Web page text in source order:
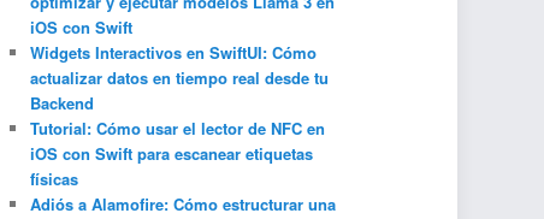
iOS con Swift
Widgets Interactivos en SwiftUI: Cómo
actualizar datos en tiempo real desde tu
Backend
Tutorial: Cómo usar el lector de NFC en
iOS con Swift para escanear etiquetas
físicas
Adiós a Alamofire: Cómo estructurar una